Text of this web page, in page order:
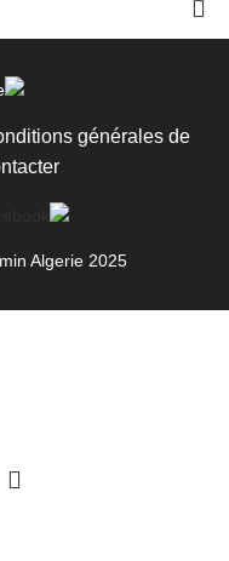
générales de
Algerie 2025.